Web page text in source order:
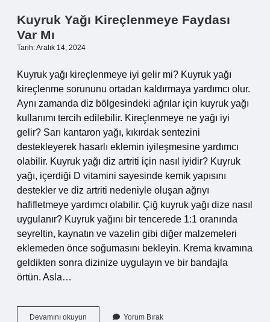
Kuyruk Yağı Kireçlenmeye Faydası
Var Mı
Tarih: Aralık 14, 2024
Kuyruk yağı kireçlenmeye iyi gelir mi? Kuyruk yağı
kireçlenme sorununu ortadan kaldırmaya yardımcı olur.
Aynı zamanda diz bölgesindeki ağrılar için kuyruk yağı
kullanımı tercih edilebilir. Kireçlenmeye ne yağı iyi
gelir? Sarı kantaron yağı, kıkırdak sentezini
destekleyerek hasarlı eklemin iyileşmesine yardımcı
olabilir. Kuyruk yağı diz artriti için nasıl iyidir? Kuyruk
yağı, içerdiği D vitamini sayesinde kemik yapısını
destekler ve diz artriti nedeniyle oluşan ağrıyı
hafifletmeye yardımcı olabilir. Çiğ kuyruk yağı dize nasıl
uygulanır? Kuyruk yağını bir tencerede 1:1 oranında
seyreltin, kaynatın ve vazelin gibi diğer malzemeleri
eklemeden önce soğumasını bekleyin. Krema kıvamına
geldikten sonra dizinize uygulayın ve bir bandajla
örtün. Asla…
Devamını okuyun Yorum Bırak